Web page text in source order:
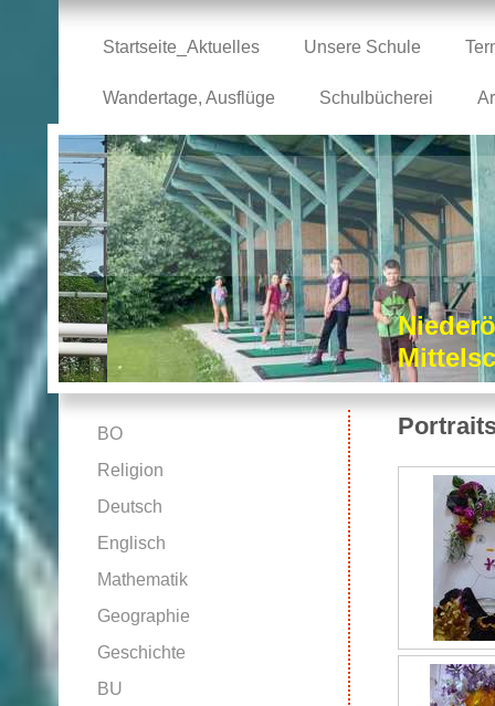
Startseite_Aktuelles Unsere Schule
Wandertage, Ausflüge Schulbücherei
BO
Religion
Deutsch
Englisch
Mathematik
Geographie
Geschichte
BU